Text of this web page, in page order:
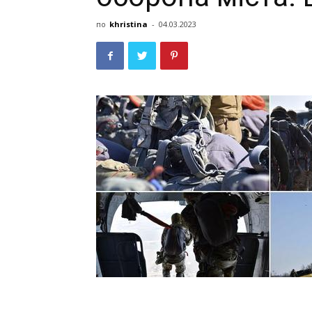
по khristina - 04.03.2023